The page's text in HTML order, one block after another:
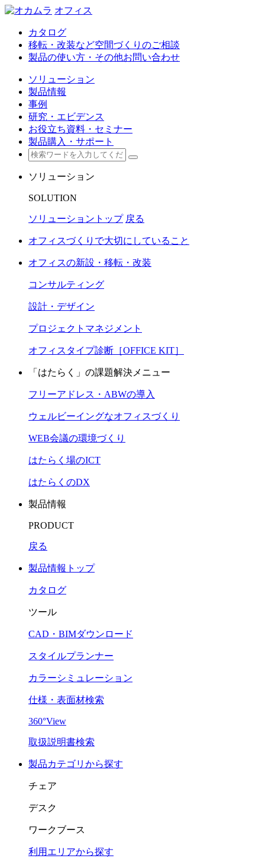
オフィス
カタログ
移転・改装など空間づくりのご相談
製品の使い方・その他お問い合わせ
ソリューション
製品情報
事例
研究・エビデンス
お役立ち資料・セミナー
製品購入・サポート
ソリューション
SOLUTION
ソリューショントップ 戻る
オフィスづくりで大切にしていること
オフィスの新設・移転・改装
コンサルティング
設計・デザイン
プロジェクトマネジメント
オフィスタイプ診断［OFFICE KIT］
「はたらく」の課題解決メニュー
フリーアドレス・ABWの導入
ウェルビーイングなオフィスづくり
WEB会議の環境づくり
はたらく場のICT
はたらくのDX
製品情報
PRODUCT
戻る
製品情報トップ
カタログ
ツール
CAD・BIMダウンロード
スタイルプランナー
カラーシミュレーション
仕様・表面材検索
360°View
取扱説明書検索
製品カテゴリから探す
チェア
デスク
ワークブース
利用エリアから探す